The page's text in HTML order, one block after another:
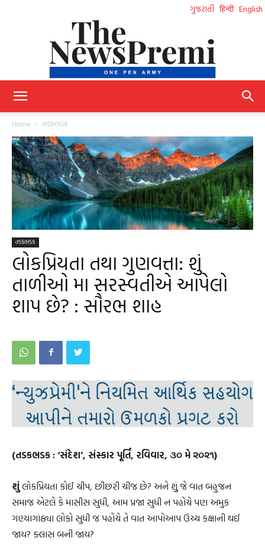
ગુજરાતી हिन्दी English
Gujarati
Home તડકભડક
તડકભડક
લોકપ્રિયતા તથા ગુણવત્તા: શું
તાળીઓ મા સરસ્વતીએ આપેલો
શાપ છે? : સૌરભ શાહ
(તડકભડક : ‘સંદેશ’, સંસ્કાર પૂર્તિ, રવિવાર, ૩૦ મે ૨૦૨૧)
શુંલોકપ્રિયતા કોઈ ચીપ, છીછરી ચીજ છે? અને શુું જે વાત બહુજન
સમાજ એટલે કે માસીસ સુધી, આમ પ્રજા સુધી ન પહોંચે પણ અમુક
ગણ્યાગાંઠ્યા લોકો સુધી જ પહોંચે તે વાત આપોઆપ ઉચ્ચ કક્ષાની થઈ
જાય? ક્લાસ બની જાય?